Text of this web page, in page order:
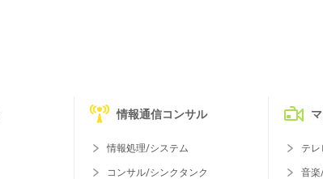
情報通信コンサル
情報処理/システム
コンサル/シンクタンク
テ
音